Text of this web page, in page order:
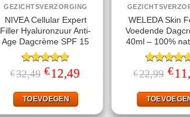
GEZICHTSVERZORGING
NIVEA Cellular Expert
Filler Hyaluronzuur Anti-
Age Dagcrème SPF 15
Gewaardeerd
4.60uit 5
€32,49 Oorspronkelijke
prijs
€32,49.
€ 12,49
TOEVOEGEN
WELEDA Skin
Voedende
40ml – 100%
5.00uit 5
€22,99
prijs
€